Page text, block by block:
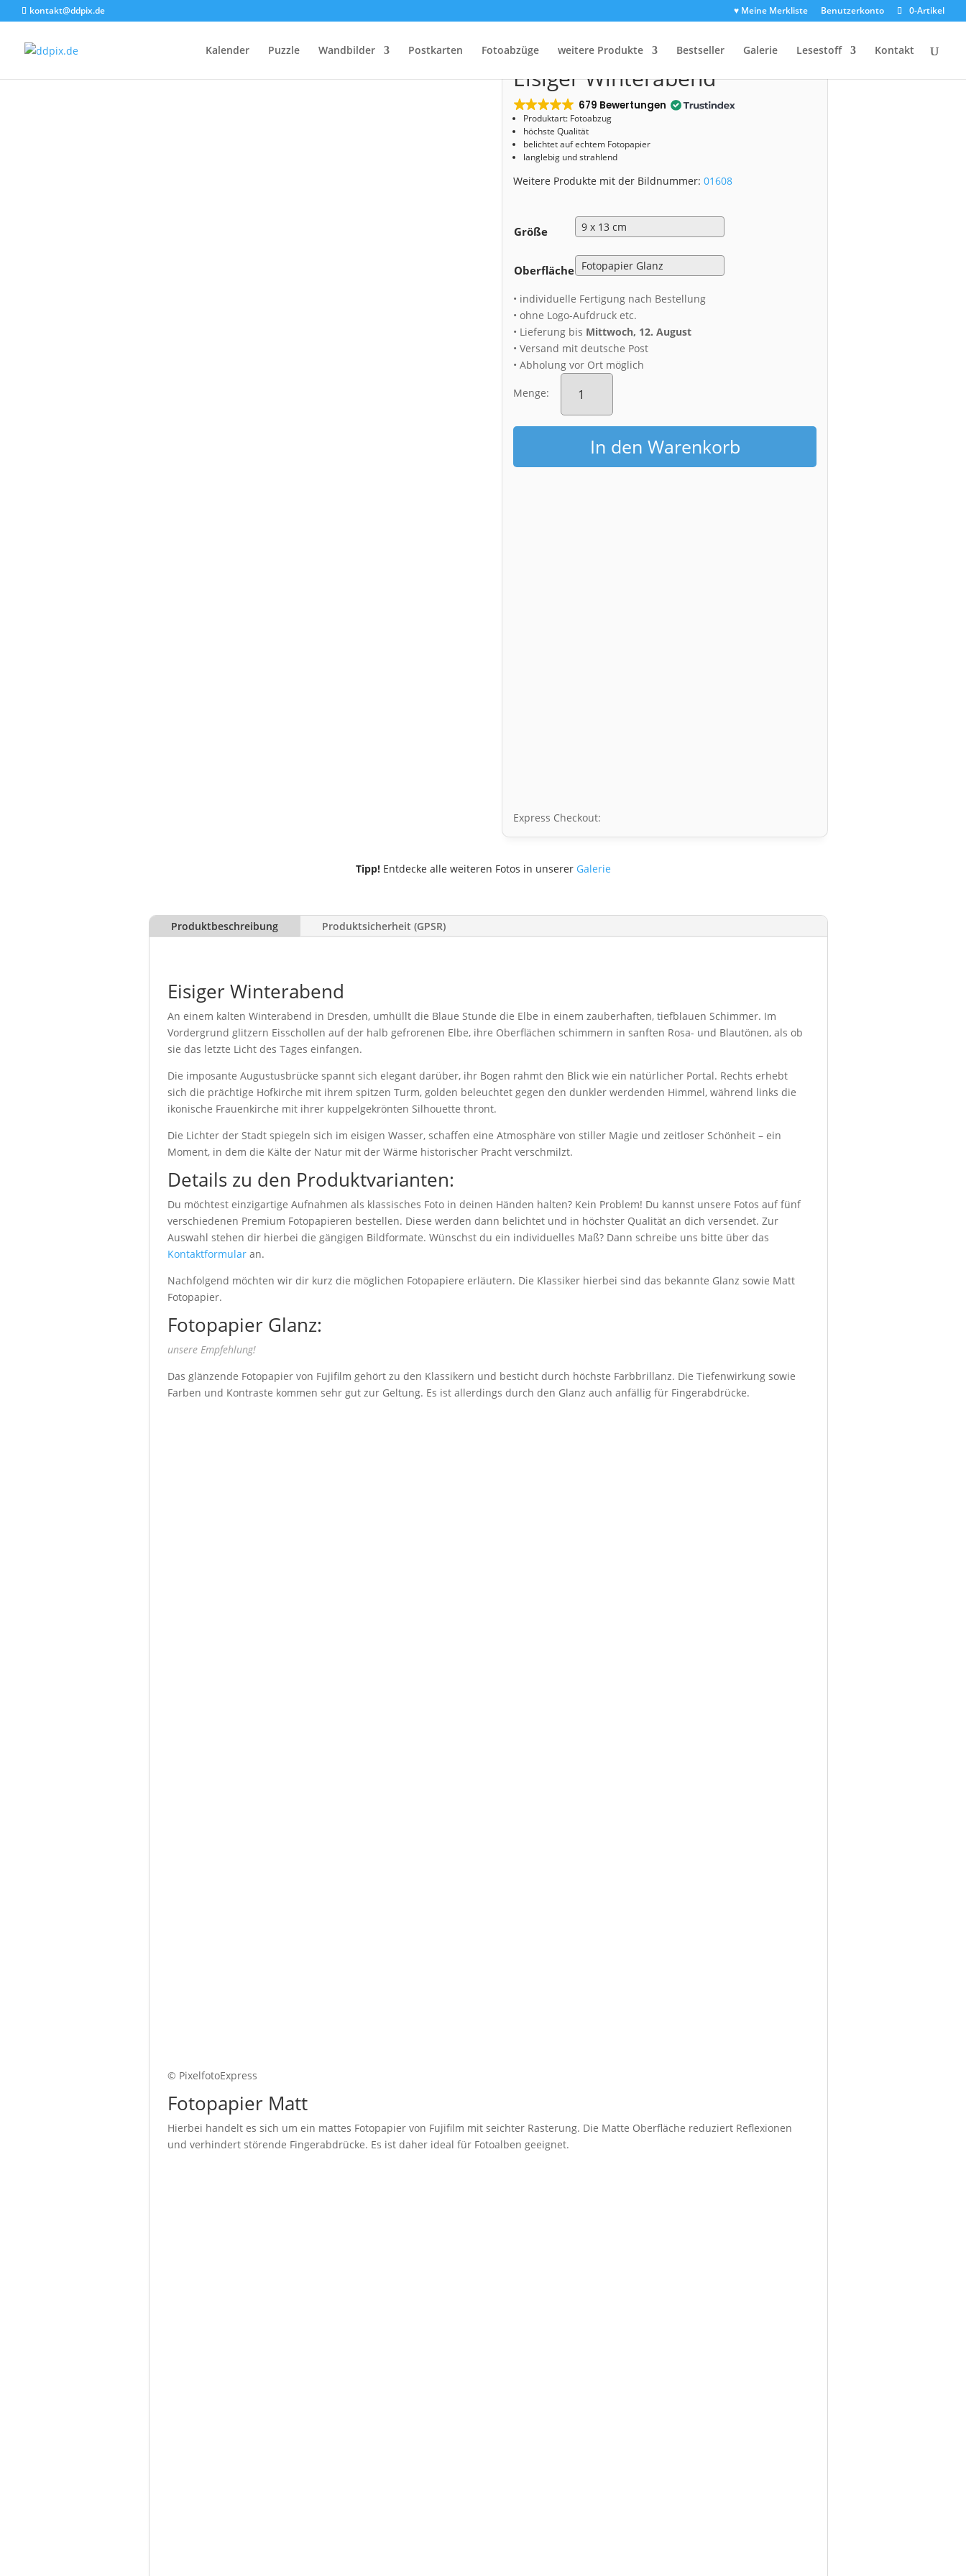
kontakt@ddpix.de ♥ Meine Merkliste Benutzerkonto 0-Artikel
Kalender Puzzle Wandbilder Postkarten Fotoabzüge weitere Produkte Bestseller Galerie Lesestoff Kontakt
Start/Shop/Fotoabzug/ Fotoabzug (01608) Eisiger Winterabend
Fotoabzug (01608)
Eisiger Winterabend
679 Bewertungen
Produktart: Fotoabzug
höchste Qualität
belichtet auf echtem Fotopapier
langlebig und strahlend
Weitere Produkte mit der Bildnummer:01608
Größe
Oberfläche
• individuelle Fertigung nach Bestellung
• ohne Logo-Aufdruck etc.
• Lieferung bis Mittwoch, 12. August
• Versand mit deutsche Post
• Abholung vor Ort möglich
Menge:
Fotoabzug
(01608)
Winterabend
Menge
In den Warenkorb
Express Checkout:
Tipp!Entdecke alle weiteren Fotos in unserer Galerie
Produktbeschreibung Produktsicherheit (GPSR)
Eisiger Winterabend
An einem kalten Winterabend in Dresden, umhüllt die Blaue Stunde die Elbe in einem zauberhaften, tiefblauen Schimmer. Im
Vordergrund glitzern Eisschollen auf der halb gefrorenen Elbe, ihre Oberflächen schimmern in sanften Rosa- und Blautönen, als ob
sie das letzte Licht des Tages einfangen.
Die imposante Augustusbrücke spannt sich elegant darüber, ihr Bogen rahmt den Blick wie ein natürlicher Portal. Rechts erhebt
sich die prächtige Hofkirche mit ihrem spitzen Turm, golden beleuchtet gegen den dunkler werdenden Himmel, während links die
ikonische Frauenkirche mit ihrer kuppelgekrönten Silhouette thront.
Die Lichter der Stadt spiegeln sich im eisigen Wasser, schaffen eine Atmosphäre von stiller Magie und zeitloser Schönheit – ein
Moment, in dem die Kälte der Natur mit der Wärme historischer Pracht verschmilzt.
Details zu den Produktvarianten:
Du möchtest einzigartige Aufnahmen als klassisches Foto in deinen Händen halten? Kein Problem! Du kannst unsere Fotos auf fünf
verschiedenen Premium Fotopapieren bestellen. Diese werden dann belichtet und in höchster Qualität an dich versendet. Zur
Auswahl stehen dir hierbei die gängigen Bildformate. Wünschst du ein individuelles Maß? Dann schreibe uns bitte über das
Kontaktformular an.
Nachfolgend möchten wir dir kurz die möglichen Fotopapiere erläutern. Die Klassiker hierbei sind das bekannte Glanz sowie Matt
Fotopapier.
Fotopapier Glanz:
unsere Empfehlung!
Das glänzende Fotopapier von Fujifilm gehört zu den Klassikern und besticht durch höchste Farbbrillanz. Die Tiefenwirkung sowie
Farben und Kontraste kommen sehr gut zur Geltung. Es ist allerdings durch den Glanz auch anfällig für Fingerabdrücke.
© PixelfotoExpress
Fotopapier Matt
Hierbei handelt es sich um ein mattes Fotopapier von Fujifilm mit seichter Rasterung. Die Matte Oberfläche reduziert Reflexionen
und verhindert störende Fingerabdrücke. Es ist daher ideal für Fotoalben geeignet.